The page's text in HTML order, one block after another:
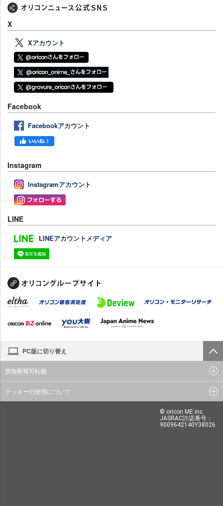
X
Xアカウント
Facebook
Facebookアカウント
Instagram
Instagramアカウント
LINE
LINEアカウントメディア
PC版に切り替え
禁無断複写転載
クッキーの使用について
© oricon ME inc.
JASRAC許諾番号：
9009642140Y38026